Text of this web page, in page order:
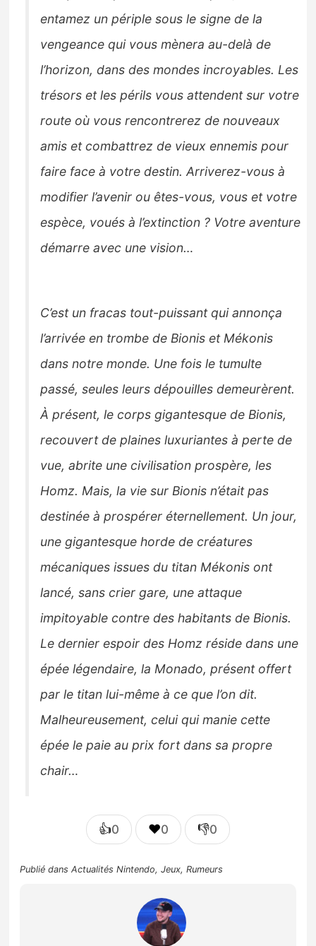
entamez un périple sous le signe de la
vengeance qui vous mènera au-delà de
l’horizon, dans des mondes incroyables. Les
trésors et les périls vous attendent sur votre
route où vous rencontrerez de nouveaux
amis et combattrez de vieux ennemis pour
faire face à votre destin. Arriverez-vous à
modifier l’avenir ou êtes-vous, vous et votre
espèce, voués à l’extinction ? Votre aventure
démarre avec une vision…
C’est un fracas tout-puissant qui annonça
l’arrivée en trombe de Bionis et Mékonis
dans notre monde. Une fois le tumulte
passé, seules leurs dépouilles demeurèrent.
À présent, le corps gigantesque de Bionis,
recouvert de plaines luxuriantes à perte de
vue, abrite une civilisation prospère, les
Homz. Mais, la vie sur Bionis n’était pas
destinée à prospérer éternellement. Un jour,
une gigantesque horde de créatures
mécaniques issues du titan Mékonis ont
lancé, sans crier gare, une attaque
impitoyable contre des habitants de Bionis.
Le dernier espoir des Homz réside dans une
épée légendaire, la Monado, présent offert
par le titan lui-même à ce que l’on dit.
Malheureusement, celui qui manie cette
épée le paie au prix fort dans sa propre
chair…
👍0 ❤️0 👎0
Publié dansActualités Nintendo,Jeux,Rumeurs